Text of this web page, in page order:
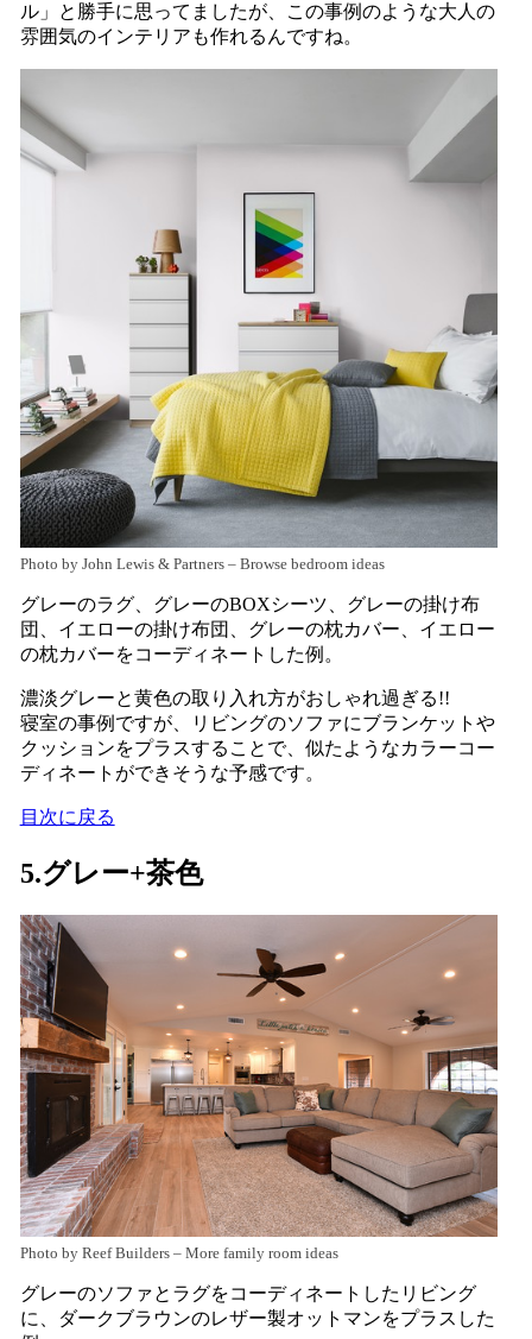
ル」と勝手に思ってましたが、この事例のような大人の
雰囲気のインテリアも作れるんですね。
Photo by John Lewis & Partners– Browse bedroom ideas
グレーのラグ、グレーのBOXシーツ、グレーの掛け布
団、イエローの掛け布団、グレーの枕カバー、イエロー
の枕カバーをコーディネートした例。
濃淡グレーと黄色の取り入れ方がおしゃれ過ぎる!!
寝室の事例ですが、リビングのソファにブランケットや
クッションをプラスすることで、似たようなカラーコー
ディネートができそうな予感です。
目次に戻る
5.グレー+茶色
Photo by Reef Builders– More family room ideas
グレーのソファとラグをコーディネートしたリビング
に、ダークブラウンのレザー製オットマンをプラスした